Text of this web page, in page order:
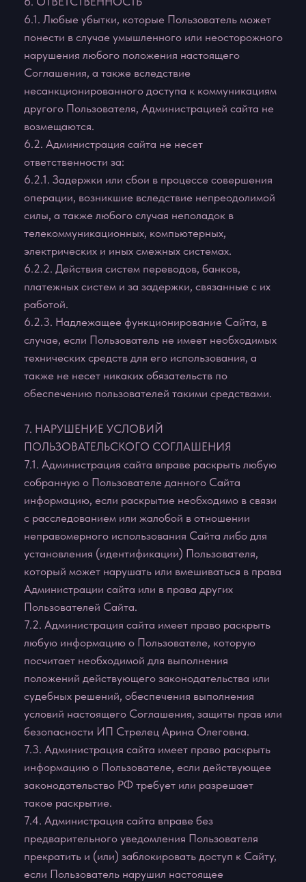
Россия, г. Санкт-Петербург, улица Турку дом 28к1
р.сч: 40802810600002665833
АО "ТИНЬКОФФ БАНК",
ИНН банка
БИК банка
044525974,
Юридический адрес банка
Москва, 127287, ул. Хуторская 2-я, д. 38А, стр. 26
ИП Стрелец Арина Олеговна
ОГРНИП 318784700162328
ИНН 781606990580
Arina Strelets
*Соц.сеть запрещена на территории
Российской Федерации
*
Страницы сайта
Главная
Договор оферты
Политика конфиденциальности
Пользовательское соглашение
Служба заботы